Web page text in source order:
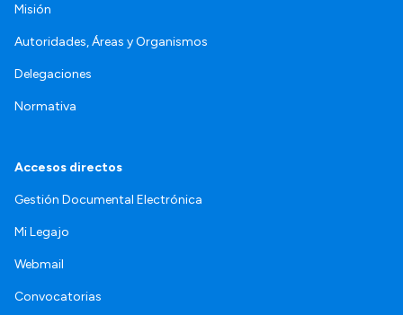
Misión
Autoridades, Áreas y Organismos
Delegaciones
Normativa
Accesos directos
Gestión Documental Electrónica
Mi Legajo
Webmail
Convocatorias